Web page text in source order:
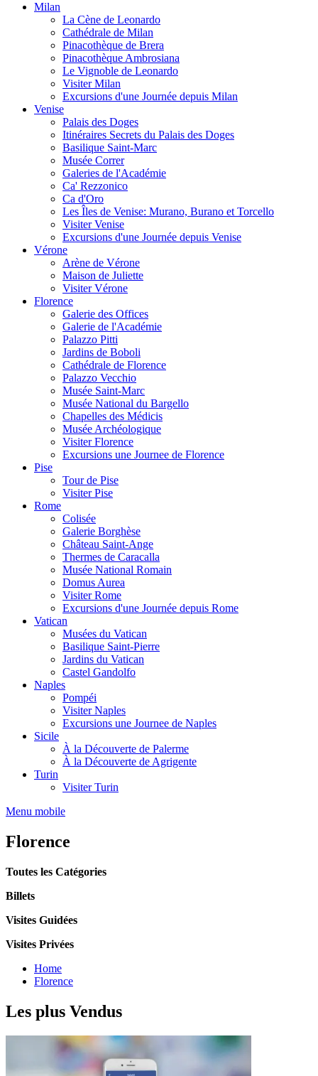
Milan
La Cène de Leonardo
Cathédrale de Milan
Pinacothèque de Brera
Pinacothèque Ambrosiana
Le Vignoble de Leonardo
Visiter Milan
Excursions d'une Journée depuis Milan
Venise
Palais des Doges
Itinéraires Secrets du Palais des Doges
Basilique Saint-Marc
Musée Correr
Galeries de l'Académie
Ca' Rezzonico
Ca d'Oro
Les Îles de Venise: Murano, Burano et Torcello
Visiter Venise
Excursions d'une Journée depuis Venise
Vérone
Arène de Vérone
Maison de Juliette
Visiter Vérone
Florence
Galerie des Offices
Galerie de l'Académie
Palazzo Pitti
Jardins de Boboli
Cathédrale de Florence
Palazzo Vecchio
Musée Saint-Marc
Musée National du Bargello
Chapelles des Médicis
Musée Archéologique
Visiter Florence
Excursions une Journee de Florence
Pise
Tour de Pise
Visiter Pise
Rome
Colisée
Galerie Borghèse
Château Saint-Ange
Thermes de Caracalla
Musée National Romain
Domus Aurea
Visiter Rome
Excursions d'une Journée depuis Rome
Vatican
Musées du Vatican
Basilique Saint-Pierre
Jardins du Vatican
Castel Gandolfo
Naples
Pompéi
Visiter Naples
Excursions une Journee de Naples
Sicile
À la Découverte de Palerme
À la Découverte de Agrigente
Turin
Visiter Turin
Menu mobile
Florence
Toutes les Catégories
Billets
Visites Guidées
Visites Privées
Home
Florence
Les plus Vendus